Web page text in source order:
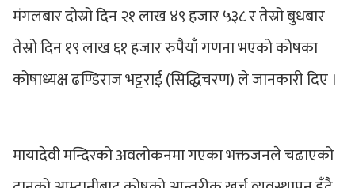
मंगलबार दोस्रो दिन २१ लाख ४९ हजार ५३८ र तेस्रो बुधबार
तेस्रो दिन १९ लाख ६१ हजार रुपैयाँ गणना भएको कोषका
कोषाध्यक्ष ढण्डिराज भट्टराई (सिद्धिचरण) ले जानकारी दिए ।
मायादेवी मन्दिरको अवलोकनमा गएका भक्तजनले चढाएको